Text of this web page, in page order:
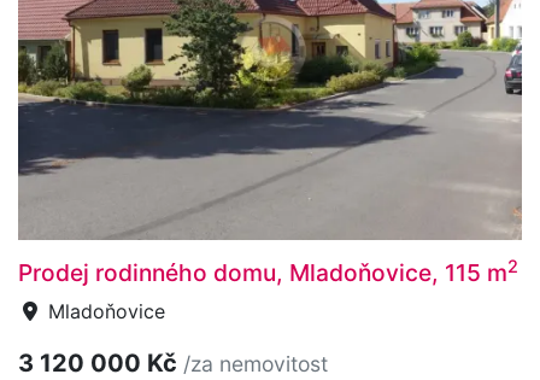
Prodej rodinného domu, Mladoňovice, 115 m2
Mladoňovice
3 120 000 Kč /za nemovitost